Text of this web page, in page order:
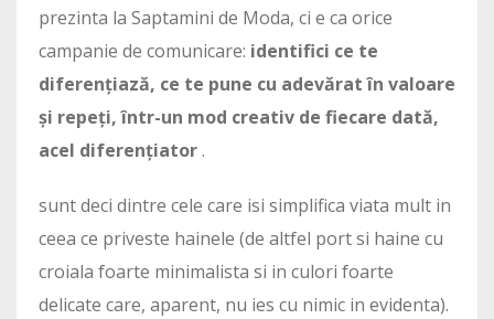
prezinta la Saptamini de Moda, ci e ca orice
campanie de comunicare: identifici ce te
diferențiază, ce te pune cu adevărat în valoare
și repeți, într-un mod creativ de fiecare dată,
acel diferențiator.
sunt deci dintre cele care isi simplifica viata mult in
ceea ce priveste hainele (de altfel port si haine cu
croiala foarte minimalista si in culori foarte
delicate care, aparent, nu ies cu nimic in evidenta).